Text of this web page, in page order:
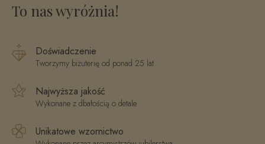
To nas wyróżnia!
Doświadczenie
Tworzymy biżuterię od ponad 25 lat
Najwyższa jakość
Wykonane z dbałością o detale
Unikatowe wzornictwo